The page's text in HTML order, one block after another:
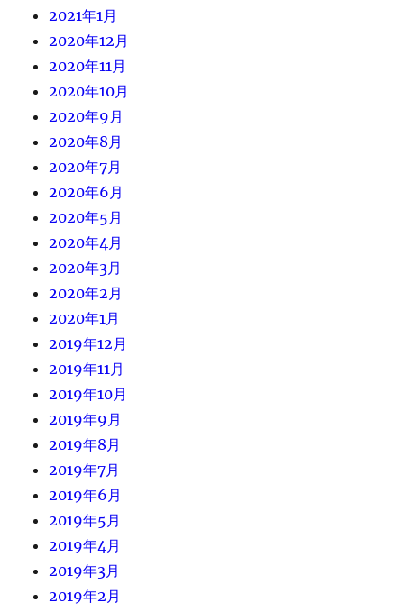
2021年1月
2020年12月
2020年11月
2020年10月
2020年9月
2020年8月
2020年7月
2020年6月
2020年5月
2020年4月
2020年3月
2020年2月
2020年1月
2019年12月
2019年11月
2019年10月
2019年9月
2019年8月
2019年7月
2019年6月
2019年5月
2019年4月
2019年3月
2019年2月